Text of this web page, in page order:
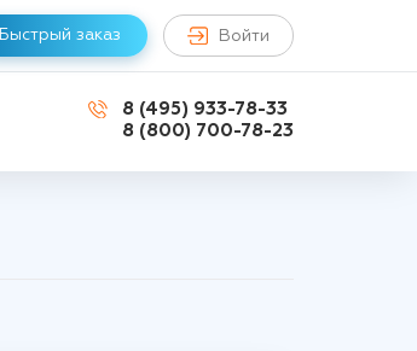
Быстрый заказ Войти
8 (495) 933-78-33
8 (800) 700-78-23